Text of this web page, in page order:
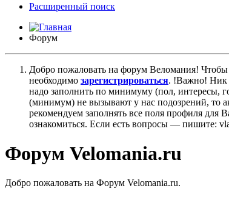
Расширенный поиск
Форум
Добро пожаловать на форум Веломания! Чтобы
необходимо зарегистрироваться. !Важно! Ник
надо заполнить по минимуму (пол, интересы,
(минимум) не вызывают у нас подозрений, то
рекомендуем заполнять все поля профиля для
ознакомиться. Если есть вопросы — пишите:
Форум Velomania.ru
Добро пожаловать на Форум Velomania.ru.